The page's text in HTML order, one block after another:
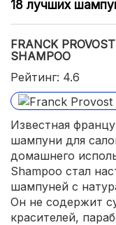
18 лучших
FRANCK
SHAMPOO
Рейтинг: 4.6
Известная
шампуни для
домашнего
Shampoo стал
шампуней с
Он не содержит
красителей,